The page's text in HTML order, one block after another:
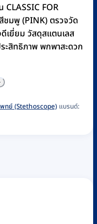
FOR
ชมพู (PINK) ตรวจวัด
เยี่ยม วัสดุสแตนเลส
สิทธิภาพ พกพาสะดวก
ทย์ (Stethoscope) แบรนด์: